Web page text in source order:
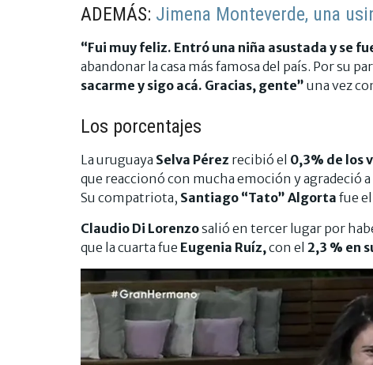
ADEMÁS: Jimena Monteverde, una
“Fui muy feliz. Entró una niña asustada y se
abandonar la casa más famosa del país. Por su
sacarme y sigo acá. Gracias, gente” una vez
Los porcentajes
La uruguaya Selva Pérez recibió el 0,3% de los
que reaccionó con mucha emoción y agradeció
Su compatriota, Santiago “Tato” Algorta fue
Claudio Di Lorenzosalió en tercer lugar por
que la cuarta fue Eugenia Ruíz,con el 2,3 % en